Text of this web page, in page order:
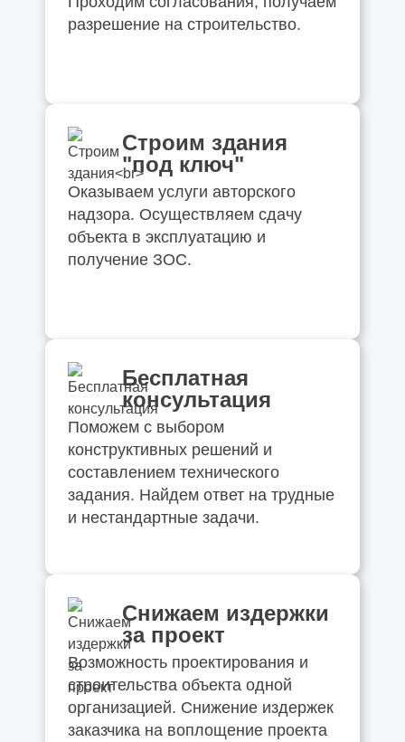
разрешение на строительство.
Строим здания
"под ключ"
Оказываем услуги авторского
надзора. Осуществляем сдачу
объекта в эксплуатацию и
получение ЗОС.
Бесплатная
консультация
Поможем с выбором
конструктивных решений и
составлением технического
задания. Найдем ответ на трудные
и нестандартные задачи.
Снижаем издержки
за проект
Возможность проектирования и
строительства объекта одной
организацией. Снижение издержек
заказчика на воплощение проекта